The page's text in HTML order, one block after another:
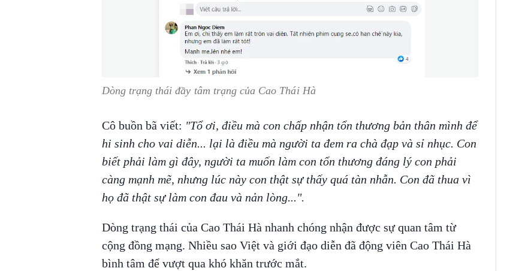
Dòng trạng thái đầy tâm trạng của Cao Thái Hà
Cô buồn bã viết: "Tổ ơi, điều mà con chấp nhận tổn thương bản thân mình để
hi sinh cho vai diễn... lại là điều mà người ta đem ra chà đạp và sỉ nhục. Con
biết phải làm gì đây, người ta muốn làm con tổn thương đáng lý con phải
càng mạnh mẽ, nhưng lúc này con thật sự thấy quá tàn nhẫn. Con đã thua vì
họ đã thật sự làm con đau và nản lòng...".
Dòng trạng thái của Cao Thái Hà nhanh chóng nhận được sự quan tâm từ
cộng đồng mạng. Nhiều sao Việt và giới đạo diễn đã động viên Cao Thái Hà
bình tâm để vượt qua khó khăn trước mắt.